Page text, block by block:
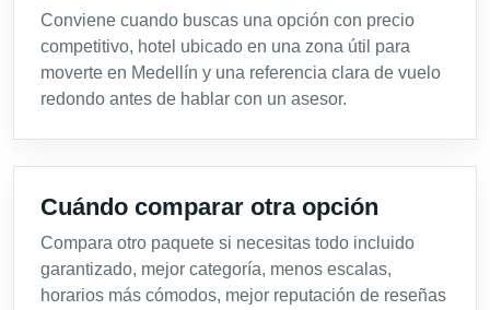
Conviene cuando buscas una opción con precio
competitivo, hotel ubicado en una zona útil para
moverte en Medellín y una referencia clara de vuelo
redondo antes de hablar con un asesor.
Cuándo comparar otra opción
Compara otro paquete si necesitas todo incluido
garantizado, mejor categoría, menos escalas,
horarios más cómodos, mejor reputación de reseñas